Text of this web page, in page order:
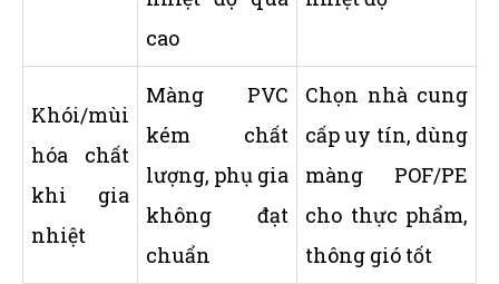
cao
Khói/mùi
hóa chất
khi gia
nhiệt
Màng PVC
kém chất
lượng, phụ gia
không đạt
chuẩn
Chọn nhà cung
cấp uy tín, dùng
màng POF/PE
cho thực phẩm,
thông gió tốt